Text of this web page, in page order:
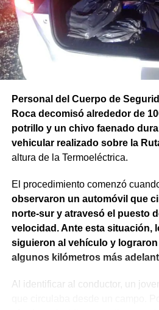
Personal del Cuerpo de
Roca decomisó alrededor de
potrillo y un chivo faenado
vehicular realizado sobre la
altura de la Termoeléctrica.
El procedimiento comenzó
observaron un automóvil que
norte-sur y atravesó el puesto
velocidad. Ante esta situación,
siguieron al vehículo y
algunos kilómetros más
Al identificar al conductor, un